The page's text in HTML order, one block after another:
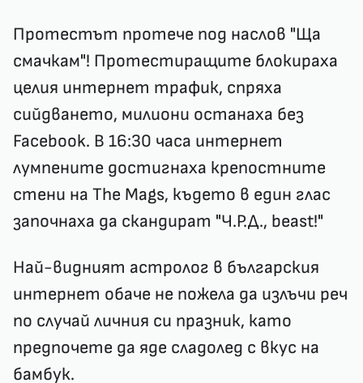
Протестът протече под наслов "Ща
смачкам"! Протестиращите блокираха
целия интернет трафик, спряха
сийдването, милиони останаха без
Facebook. В 16:30 часа интернет
лумпените достигнаха крепостните
стени на The Mags, където в един глас
започнаха да скандират "Ч.Р.Д., beast!"
Най-видният астролог в българския
интернет обаче не пожела да излъчи реч
по случай личния си празник, като
предпочете да яде сладолед с вкус на
бамбук.